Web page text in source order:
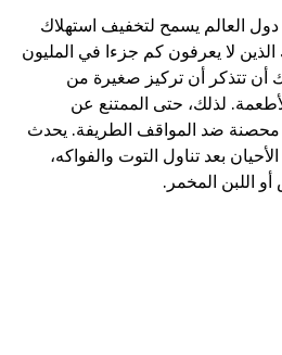
العالم يسمح لتخفيف استهلاك
لا يعرفون كم جزءا في المليون
أن تتذكر أن تركيز صغيرة من
لذلك، حتى الممتنع عن
ضد المواقف الطريفة. يحدث
بعد تناول التوت والفواكه،
اللبن المخمر.